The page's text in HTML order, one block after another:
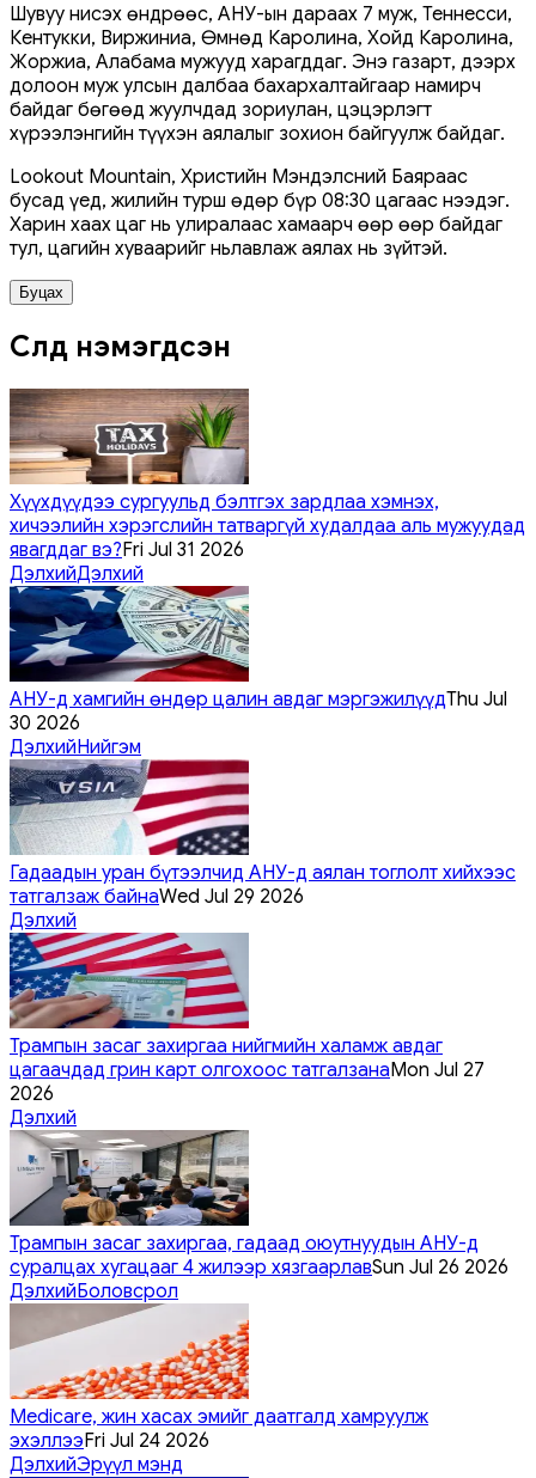
Шувуу нисэх өндрөөс, АНУ-ын дараах 7 муж, Теннесси,
Кентукки, Виржиниа, Өмнөд Каролина, Хойд Каролина,
Жоржиа, Алабама мужууд харагддаг. Энэ газарт, дээрх
долоон муж улсын далбаа бахархалтайгаар намирч
байдаг бөгөөд жуулчдад зориулан, цэцэрлэгт
хүрээлэнгийн түүхэн аялалыг зохион байгуулж байдаг.
Lookout Mountain, Христийн Мэндэлсний Баяраас
бусад үед, жилийн турш өдөр бүр 08:30 цагаас нээдэг.
Харин хаах цаг нь улиралаас хамаарч өөр өөр байдаг
тул, цагийн хуваарийг ньлавлаж аялах нь зүйтэй.
Буцах
Сүүлд нэмэгдсэн
Хүүхдүүдээ сургуульд бэлтгэх зардлаа хэмнэх,
хичээлийн хэрэгслийн татваргүй худалдаа аль мужуудад
явагддаг вэ?Fri Jul 31 2026
ДэлхийДэлхий
АНУ-д хамгийн өндөр цалин авдаг мэргэжилүүдThu Jul
30 2026
ДэлхийНийгэм
Гадаадын уран бүтээлчид АНУ-д аялан тоглолт хийхээс
татгалзаж байнаWed Jul 29 2026
Дэлхий
Трампын засаг захиргаа нийгмийн халамж авдаг
цагаачдад грин карт олгохоос татгалзанаMon Jul 27
2026
Дэлхий
Трампын засаг захиргаа, гадаад оюутнуудын АНУ-д
суралцах хугацааг 4 жилээр хязгаарлавSun Jul 26 2026
ДэлхийБоловсрол
Medicare, жин хасах эмийг даатгалд хамруулж
эхэллээFri Jul 24 2026
ДэлхийЭрүүл мэнд